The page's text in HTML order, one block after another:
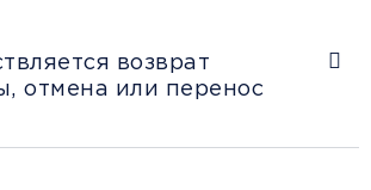
возврат
отмена или перенос